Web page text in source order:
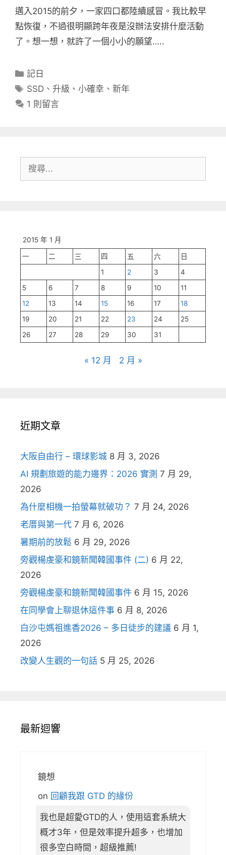
邁入2015的前夕，一家四口都陸續感冒。我比較早
點恢復，不過很明顯跨年夜是沒辦法安排什麼活動
了。想一想，就許了一個小小的願望…..
分
類
記日
標
籤
SSD 、升級 、小確幸 、新年
1 則留言
尋:
2015 年 1 月
一 二 三 四 五 六
日
1
2 3
4
5
6 7 8 9 10
11
12
13 14 15 16 17
18
19
20 21 22 23 24
25
26
27 28 29 30 31
« 12 月 2 月 »
近期文章
大阪自由行 – 環球影城 8 月 3, 2026
AI 規劃旅遊的能力邊界：2026 實測 7 月 29,
2026
為什麼相機一拍螢幕就破功？ 7 月 24, 2026
老厝與第一代 7 月 6, 2026
暑期前的放鬆 6 月 29, 2026
旁觀楊虔豪和鏡新聞韓國事件 (二) 6 月 22,
2026
旁觀楊虔豪和鏡新聞韓國事件 6 月 15, 2026
在同學會上聊退休這件事 6 月 8, 2026
白沙屯媽祖進香2026 – 多日徒步的建議 6 月 1,
2026
改變人生觀的一句話 5 月 25, 2026
最新迴響
鏡想
on 回顧我跟 GTD 的緣份
我也是超愛GTD的人，使用這套系統大
概才3年，但是效率提升超多，也增加
很多空白時間，超級推薦!